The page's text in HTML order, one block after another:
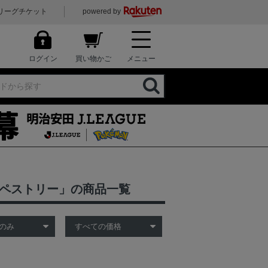
ーグチケット powered by
ログイン 買い物かご メニュー
ストリー」の商品一覧